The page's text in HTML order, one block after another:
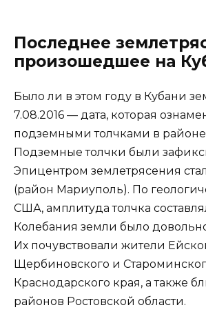
Последнее
произошедшее на
Было ли в этом году в Кубани
7.08.2016 — дата, которая
подземными толчками в районе
Подземные толчки были
Эпицентром землетрясения
(район Мариуполь). По
США, амплитуда толчка
Колебания земли было
Их почувствовали жители
Щербиновского и
Краснодарского края, а также
районов Ростовской области.